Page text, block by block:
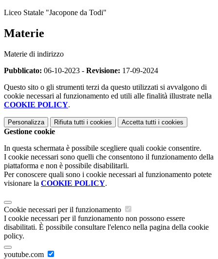
Liceo Statale "Jacopone da Todi"
Materie
Materie di indirizzo
Pubblicato: 06-10-2023 - Revisione: 17-09-2024
Questo sito o gli strumenti terzi da questo utilizzati si avvalgono di
cookie necessari al funzionamento ed utili alle finalità illustrate nella
COOKIE POLICY.
Personalizza Rifiuta tutti i cookies Accetta tutti i cookies
Gestione cookie
In questa schermata è possibile scegliere quali cookie consentire.
I cookie necessari sono quelli che consentono il funzionamento della
piattaforma e non è possibile disabilitarli.
Per conoscere quali sono i cookie necessari al funzionamento potete
visionare la COOKIE POLICY.
Cookie necessari per il funzionamento
I cookie necessari per il funzionamento non possono essere
disabilitati. È possibile consultare l'elenco nella pagina della cookie
policy.
youtube.com